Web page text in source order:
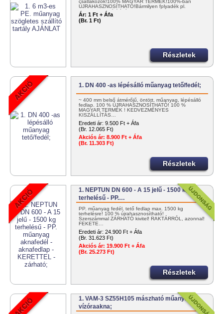
csatlakozók!100% MAGYAR TERMÉK!100%-ban
ÚJRAHASZNOSÍTHATÓ!Bármilyen folyadék pl.
NITROSOL szállítására! KEDVEZMÉNYES…
Ár: 1 Ft + Áfa
(Br. 1 Ft)
Részletek
1. DN 400 -as lépésálló műanyag tető/fedél;
~ 400 mm belső átmérőjű, öntött, műanyag, lépésálló
fedlap. 100 % ÚJRAHASZNOSÍTHATÓ! 100 %
MAGYAR TERMÉK ! KEDVEZMÉNYES
KISZÁLLÍTÁS…
Eredeti ár: 9.500 Ft + Áfa
(Br. 12.065 Ft)
Akciós ár: 8.900 Ft + Áfa
(Br. 11.303 Ft)
Részletek
1. NEPTUN DN 600 - A 15 jelű - 1500 kg
terhelésű - PP.…
PP. műanyag fedél, tető fedlap max. 1500 kg
terhelésre! 100 % újrahasznosítható!
Szerszámmal ZÁRHATÓ kivitel! RAKTÁRRÓL, azonnal!
FEKETE…
Eredeti ár: 24.900 Ft + Áfa
(Br. 31.623 Ft)
Akciós ár: 19.900 Ft + Áfa
(Br. 25.273 Ft)
Részletek
1. VAM-3 SZ55H105 mászható műanyag
vízóraakna;